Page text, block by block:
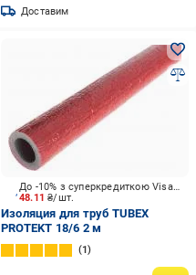
Доставим
48.11₴/шт.
До -10% з суперкредиткою Visa Вигода
Изоляция для труб TUBEX
PROTEKT 18/6 2 м
1